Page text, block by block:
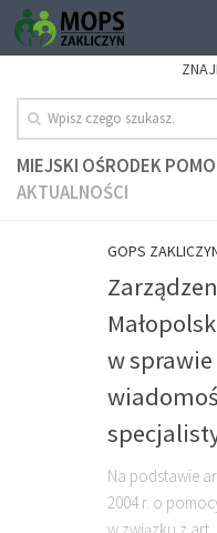
MIEJSKI OŚRODEK
AKTUALNOŚCI
GOPS
w
Na podstawie
2004 r. o